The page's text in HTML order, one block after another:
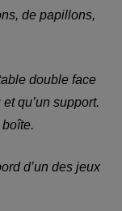
de papillons,
double face
qu’un support.
d’un des jeux